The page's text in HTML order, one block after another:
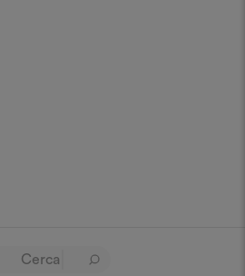
P.IVA 03187590157